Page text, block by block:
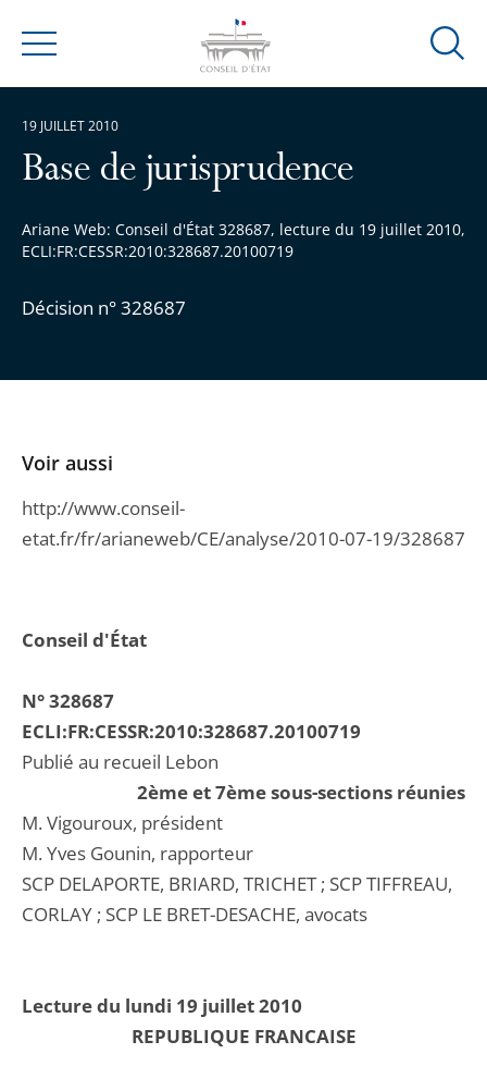
Menu
Ouvrir
Base de jurisprudence
Ariane Web: Conseil d'État 328687, lecture du 19 juillet 2010,
ECLI:FR:CESSR:2010:328687.20100719
Décision n° 328687
19 JUILLET 2010
Conseil d'État
N° 328687
ECLI:FR:CESSR:2010:328687.20100719
Publié au recueil Lebon
2ème et 7ème sous-sections réunies
M. Vigouroux, président
M. Yves Gounin, rapporteur
SCP DELAPORTE, BRIARD, TRICHET ; SCP TIFFREAU,
CORLAY ; SCP LE BRET-DESACHE, avocats
Lecture du lundi 19 juillet 2010
REPUBLIQUE FRANCAISE
Voir aussi
http://www.conseil-
etat.fr/fr/arianeweb/CE/analyse/2010-07-19/328687